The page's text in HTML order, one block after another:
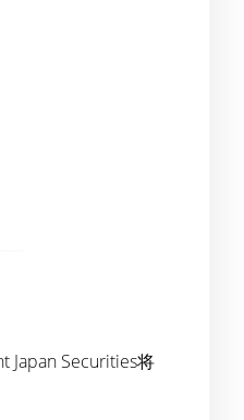
Japan Securities将